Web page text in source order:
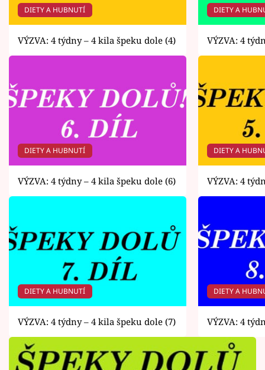
DIETY A HUBNUTÍ
VÝZVA: 4 týdny – 4 kila špeku dole (4)
DIETY A
VÝZVA: 4
DIETY A HUBNUTÍ
VÝZVA: 4 týdny – 4 kila špeku dole (6)
DIETY A
VÝZVA: 4
DIETY A HUBNUTÍ
VÝZVA: 4 týdny – 4 kila špeku dole (7)
DIETY A
VÝZVA: 4